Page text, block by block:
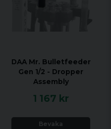
DAA Mr. Bulletfeeder
Gen 1/2 - Dropper
Assembly
1 167 kr
Bevaka